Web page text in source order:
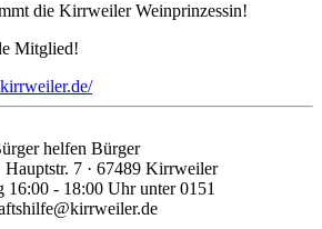
die Kirrweiler Weinprinzessin!
Mitglied!
helfen Bürger
7 · 67489 Kirrweiler
16:00 - 18:00 Uhr unter 0151